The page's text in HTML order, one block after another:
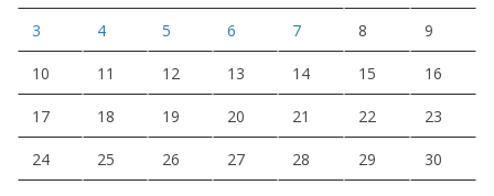
3 4 5 6 7 8 9
10 11 12 13 14 15 16
17 18 19 20 21 22 23
24 25 26 27 28 29 30